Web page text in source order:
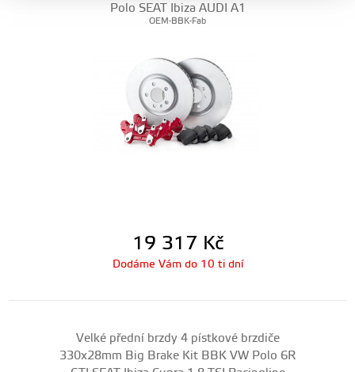
Polo SEAT Ibiza AUDI A1
OEM-BBK-Fab
19 317 Kč
Dodáme Vám do 10 ti dní
Velké přední brzdy 4 pístkové brzdiče
330x28mm Big Brake Kit BBK VW Polo 6R